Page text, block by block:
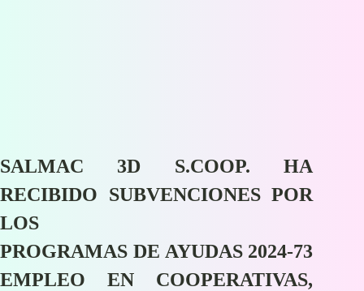
SALMAC 3D S.COOP. HA
RECIBIDO SUBVENCIONES POR
LOS
PROGRAMAS DE AYUDAS 2024-73
EMPLEO EN COOPERATIVAS,